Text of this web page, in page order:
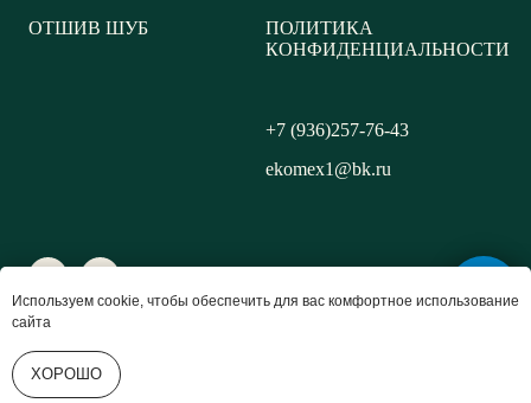
Используем cookie, чтобы обеспечить для вас комфортное использование
сайта
ХОРОШО
ОТШИВ ШУБ
ПОЛИТИКА
КОНФИДЕНЦИАЛЬНОСТИ
+7 (936)257-76-43
ekomex1@bk.ru